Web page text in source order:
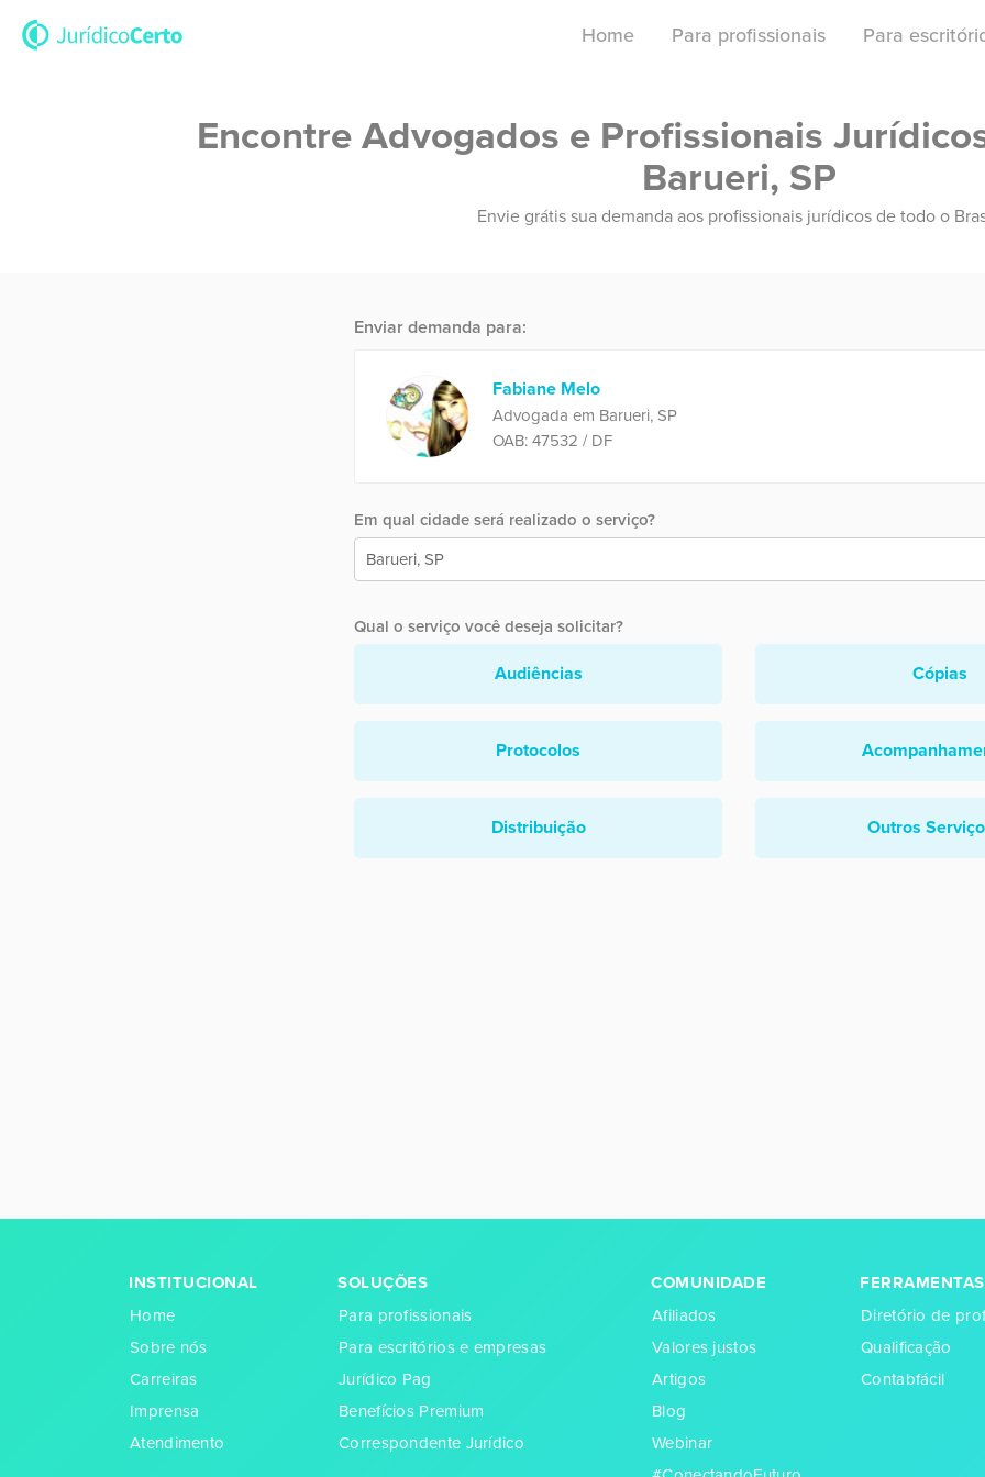
Home Para profissionais Para
Encontre Advogados e Profissionais
Barueri, SP
Envie grátis sua demanda aos profissionais jurídicos de todo o
Enviar demanda para:
Fabiane Melo
Advogada em Barueri, SP
OAB: 47532 / DF
Em qual cidade será realizado o serviço?
Qual o serviço você deseja solicitar?
Audiências Cópias
Protocolos
Distribuição Outros
INSTITUCIONAL
Home
Sobre nós
Carreiras
Imprensa
Atendimento
SOLUÇÕES
Para profissionais
Para escritórios e empresas
Jurídico Pag
Benefícios Premium
Correspondente Jurídico
COMUNIDADE
Afiliados
Valores justos
Artigos
Blog
Webinar
FERRAMENTAS
Diretório de
Qualificação
Contabfácil